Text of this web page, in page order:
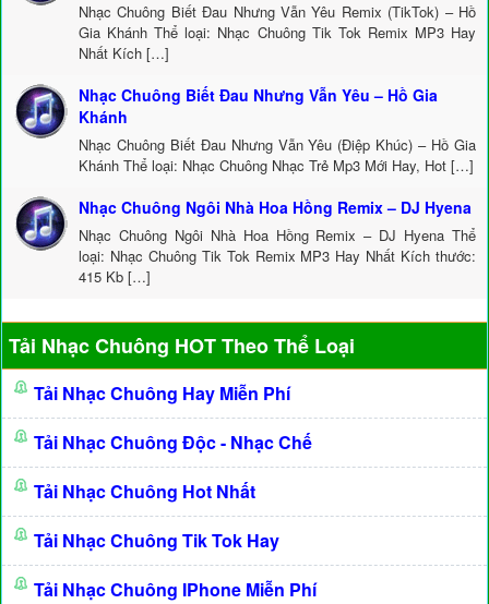
Nhạc Chuông Biết Đau Nhưng Vẫn Yêu Remix (TikTok) – Hồ
Gia Khánh Thể loại: Nhạc Chuông Tik Tok Remix MP3 Hay
Nhất Kích […]
Nhạc Chuông Biết Đau Nhưng Vẫn Yêu – Hồ Gia
Khánh
Nhạc Chuông Biết Đau Nhưng Vẫn Yêu (Điệp Khúc) – Hồ Gia
Khánh Thể loại: Nhạc Chuông Nhạc Trẻ Mp3 Mới Hay, Hot […]
Nhạc Chuông Ngôi Nhà Hoa Hồng Remix – DJ Hyena
Nhạc Chuông Ngôi Nhà Hoa Hồng Remix – DJ Hyena Thể
loại: Nhạc Chuông Tik Tok Remix MP3 Hay Nhất Kích thước:
415 Kb […]
Tải Nhạc Chuông HOT Theo Thể Loại
Tải Nhạc Chuông Hay Miễn Phí
Tải Nhạc Chuông Độc - Nhạc Chế
Tải Nhạc Chuông Hot Nhất
Tải Nhạc Chuông Tik Tok Hay
Tải Nhạc Chuông IPhone Miễn Phí